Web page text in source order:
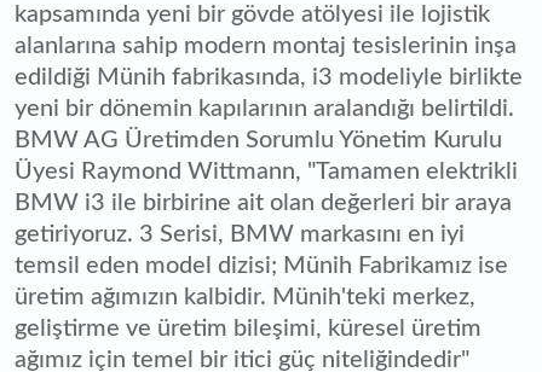
kapsamında yeni bir gövde atölyesi ile lojistik
alanlarına sahip modern montaj tesislerinin inşa
edildiği Münih fabrikasında, i3 modeliyle birlikte
yeni bir dönemin kapılarının aralandığı belirtildi.
BMW AG Üretimden Sorumlu Yönetim Kurulu
Üyesi Raymond Wittmann, "Tamamen elektrikli
BMW i3 ile birbirine ait olan değerleri bir araya
getiriyoruz. 3 Serisi, BMW markasını en iyi
temsil eden model dizisi; Münih Fabrikamız ise
üretim ağımızın kalbidir. Münih'teki merkez,
geliştirme ve üretim bileşimi, küresel üretim
ağımız için temel bir itici güç niteliğindedir"